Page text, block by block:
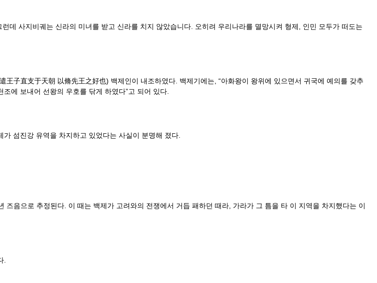
데 사지비궤는 신라의 미녀를 받고 신라를 치지 않았습니다. 오히려 우리나라를 멸망시켜 형제, 인민 모두가 떠도는
子直支于天朝 以脩先王之好也) 백제인이 내조하였다. 백제기에는, “아화왕이 왕위에 있으면서 귀국에 예의를 갖추
에 보내어 선왕의 우호를 닦게 하였다”고 되어 있다.
섬진강 유역을 차지하고 있었다는 사실이 분명해 졌다.
음으로 추정된다. 이 때는 백제가 고려와의 전쟁에서 거듭 패하던 때라, 가라가 그 틈을 타 이 지역을 차지했다는 이
.